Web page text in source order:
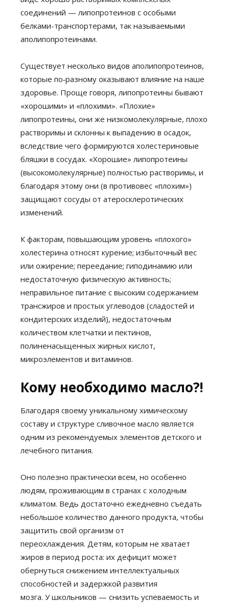
соединений — липопротеинов с особыми
белками-транспортерами, так называемыми
аполипопротеинами.
Существует несколько видов аполипопротеинов,
которые по‑разному оказывают влияние на наше
здоровье. Проще говоря, липопротеины бывают
«хорошими» и «плохими». «Плохие»
липопротеины, они же низкомолекулярные, плохо
растворимы и склонны к выпадению в осадок,
вследствие чего формируются холестериновые
бляшки в сосудах. «Хорошие» липопротеины
(высокомолекулярные) полностью растворимы, и
благодаря этому они (в противовес «плохим»)
защищают сосуды от атеросклеротических
изменений.
К факторам, повышающим уровень «плохого»
холестерина относят курение; избыточный вес
или ожирение; переедание; гиподинамию или
недостаточную физическую активность;
неправильное питание с высоким содержанием
трансжиров и простых углеводов (сладостей и
кондитерских изделий), недостаточным
количеством клетчатки и пектинов,
полиненасыщенных жирных кислот,
микроэлементов и витаминов.
Кому необходимо масло?!
Благодаря своему уникальному химическому
составу и структуре сливочное масло является
одним из рекомендуемых элементов детского и
лечебного питания.
Оно полезно практически всем, но особенно
людям, проживающим в странах с холодным
климатом. Ведь достаточно ежедневно съедать
небольшое количество данного продукта, чтобы
защитить свой организм от
переохлаждения. Детям, которым не хватает
жиров в период роста: их дефицит может
обернуться снижением интеллектуальных
способностей и задержкой развития
мозга. У школьников — снизить успеваемость и